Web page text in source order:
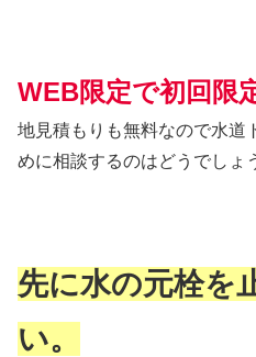
WEB限定で初回限
地見積もりも無料なので水道
めに相談するのはどうでしょ
先に水の元栓を
い。